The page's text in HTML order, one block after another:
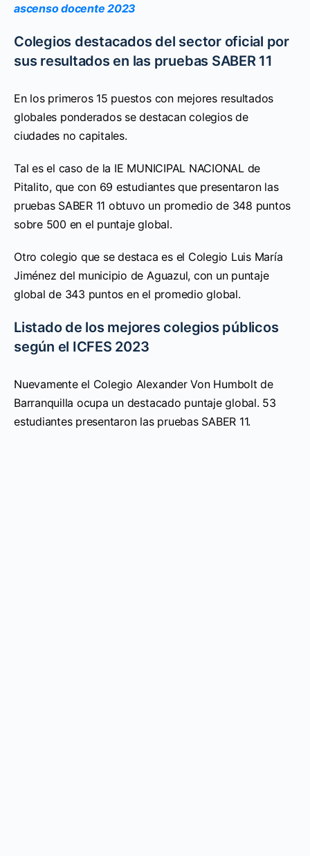
ascenso docente 2023
Colegios destacados del sector oficial por
sus resultados en las pruebas SABER 11
En los primeros 15 puestos con mejores resultados
globales ponderados se destacan colegios de
ciudades no capitales.
Tal es el caso de la IE MUNICIPAL NACIONAL de
Pitalito, que con 69 estudiantes que presentaron las
pruebas SABER 11 obtuvo un promedio de 348 puntos
sobre 500 en el puntaje global.
Otro colegio que se destaca es el Colegio Luis María
Jiménez del municipio de Aguazul, con un puntaje
global de 343 puntos en el promedio global.
Listado de los mejores colegios públicos
según el ICFES 2023
Nuevamente el Colegio Alexander Von Humbolt de
Barranquilla ocupa un destacado puntaje global. 53
estudiantes presentaron las pruebas SABER 11.